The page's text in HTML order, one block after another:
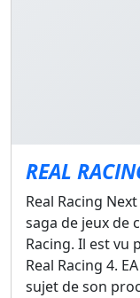
REAL
Real Racing
saga de jeux de
Racing. Il est vu
Real Racing 4.
sujet de son